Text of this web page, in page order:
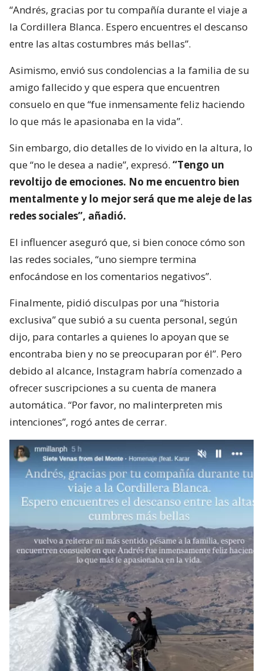
“Andrés, gracias por tu compañía durante el viaje a
la Cordillera Blanca. Espero encuentres el descanso
entre las altas costumbres más bellas”.
Asimismo, envió sus condolencias a la familia de su
amigo fallecido y que espera que encuentren
consuelo en que “fue inmensamente feliz haciendo
lo que más le apasionaba en la vida”.
Sin embargo, dio detalles de lo vivido en la altura, lo
que “no le desea a nadie”, expresó. “Tengo un
revoltijo de emociones. No me encuentro bien
mentalmente y lo mejor será que me aleje de las
redes sociales”, añadió.
El influencer aseguró que, si bien conoce cómo son
las redes sociales, “uno siempre termina
enfocándose en los comentarios negativos”.
Finalmente, pidió disculpas por una “historia
exclusiva” que subió a su cuenta personal, según
dijo, para contarles a quienes lo apoyan que se
encontraba bien y no se preocuparan por él”. Pero
debido al alcance, Instagram habría comenzado a
ofrecer suscripciones a su cuenta de manera
automática. “Por favor, no malinterpreten mis
intenciones”, rogó antes de cerrar.